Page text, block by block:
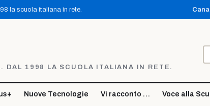
la scuola italiana in rete.
DAL 1998 LA SCUOLA ITALIANA IN RETE.
Nuove Tecnologie Vi racconto … Voce alla